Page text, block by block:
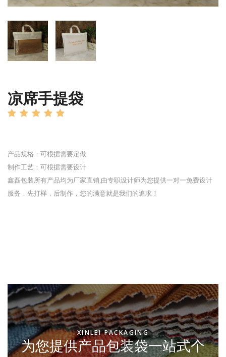
凉席手提袋
产品规格：可根据需要定做
制作工艺：可根据需要设计
鑫磊包装所有产品均为厂家直销,由专职设计师为您提供一对一免费设计
服务，先打样，后制作，您的满意就是我们的追求！
XINLEI PACKAGING
为您提供产品包装袋一站式个